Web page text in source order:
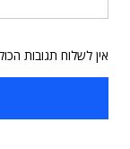
אין לשלוח תגובות